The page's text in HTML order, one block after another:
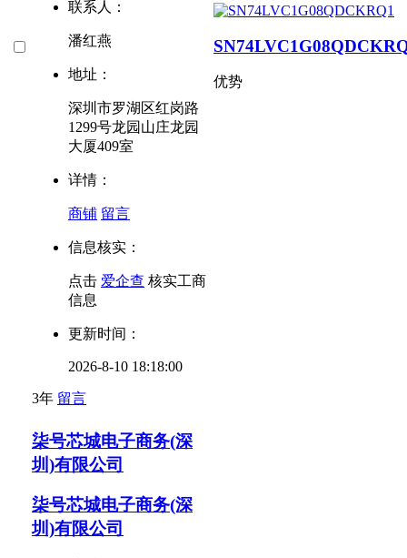
联系人：
潘红燕
地址：
深圳市罗湖区红岗路
1299号龙园山庄龙园
大厦409室
详情：
商铺 留言
信息核实：
点击 爱企查 核实工商
信息
更新时间：
2026-8-10 18:18:00
3年 留言
优势
柒号芯城电子商务(深
圳)有限公司
柒号芯城电子商务(深
圳)有限公司